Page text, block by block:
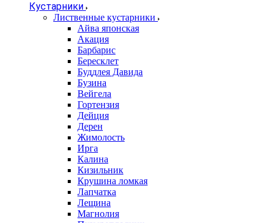
Кустарники
Лиственные кустарники
Айва японская
Акация
Барбарис
Бересклет
Буддлея Давида
Бузина
Вейгела
Гортензия
Дейция
Дерен
Жимолость
Ирга
Калина
Кизильник
Крушина ломкая
Лапчатка
Лещина
Магнолия